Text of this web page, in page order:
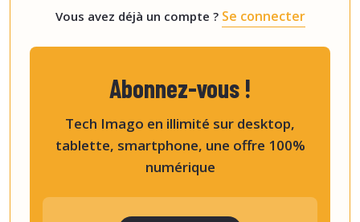
Vous avez déjà un compte ? Se connecter
Abonnez-vous !
Tech Imago en illimité sur desktop,
tablette, smartphone, une offre 100%
numérique